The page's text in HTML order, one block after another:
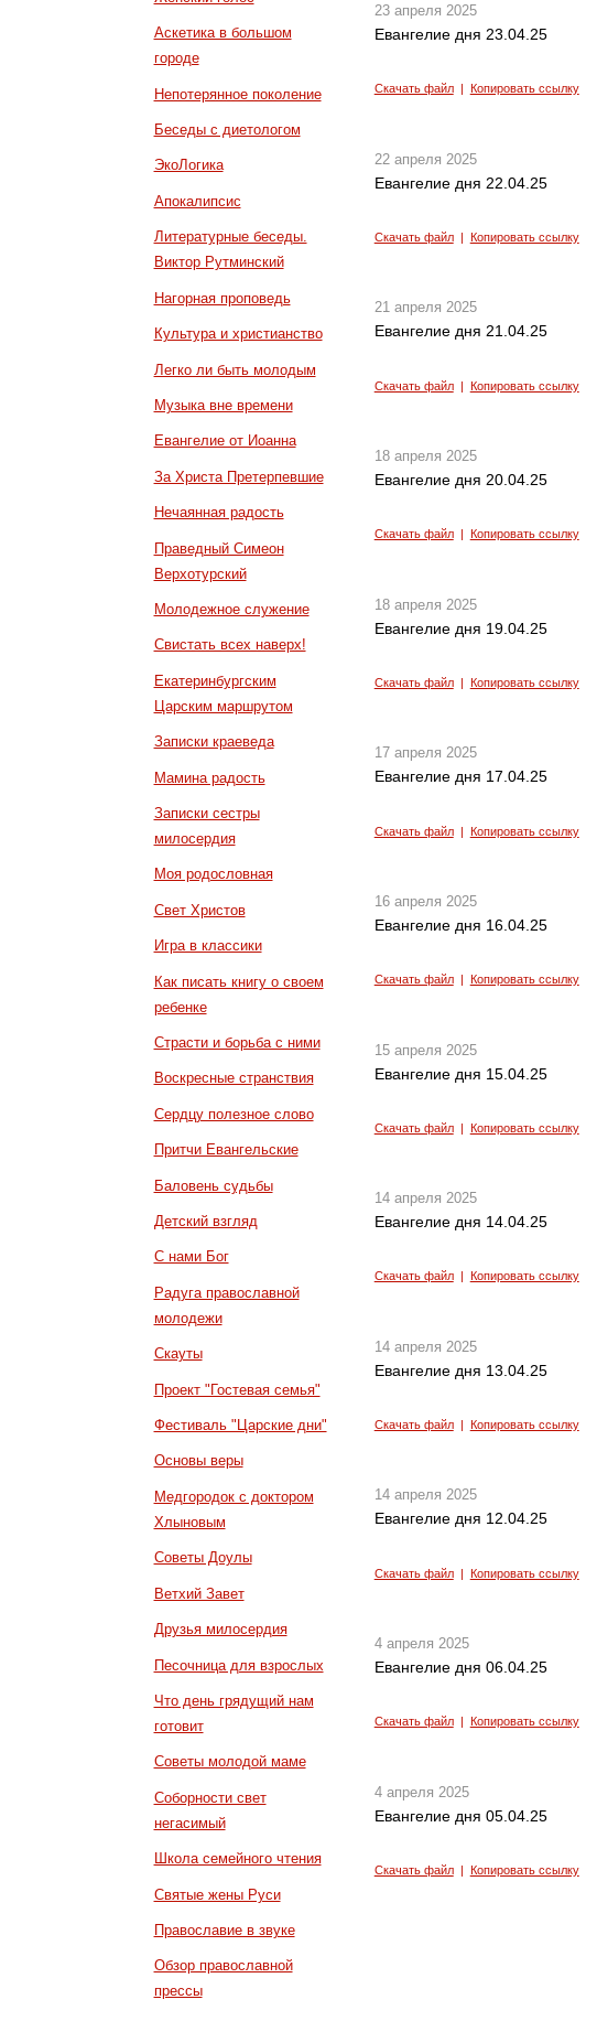
Аскетика в большом
городе
Непотерянное поколение
Беседы с диетологом
ЭкоЛогика
Апокалипсис
Литературные беседы.
Виктор Рутминский
Нагорная проповедь
Культура и христианство
Легко ли быть молодым
Музыка вне времени
Евангелие от Иоанна
За Христа Претерпевшие
Нечаянная радость
Праведный Симеон
Верхотурский
Молодежное служение
Свистать всех наверх!
Екатеринбургским
Царским маршрутом
Записки краеведа
Мамина радость
Записки сестры
милосердия
Моя родословная
Свет Христов
Игра в классики
Как писать книгу о своем
ребенке
Страсти и борьба с ними
Воскресные странствия
Сердцу полезное слово
Притчи Евангельские
Баловень судьбы
Детский взгляд
С нами Бог
Радуга православной
молодежи
Скауты
Проект "Гостевая семья"
Фестиваль "Царские дни"
Основы веры
Медгородок с доктором
Хлыновым
Советы Доулы
Ветхий Завет
Друзья милосердия
Песочница для взрослых
Что день грядущий нам
готовит
Советы молодой маме
Соборности свет
негасимый
Школа семейного чтения
Святые жены Руси
Православие в звуке
Обзор православной
прессы
23 апреля 2025
Евангелие дня 23.04.25
Скачать файл| Копировать ссылку
22 апреля 2025
Евангелие дня 22.04.25
Скачать файл| Копировать ссылку
21 апреля 2025
Евангелие дня 21.04.25
Скачать файл| Копировать ссылку
18 апреля 2025
Евангелие дня 20.04.25
Скачать файл| Копировать ссылку
18 апреля 2025
Евангелие дня 19.04.25
Скачать файл| Копировать ссылку
17 апреля 2025
Евангелие дня 17.04.25
Скачать файл| Копировать ссылку
16 апреля 2025
Евангелие дня 16.04.25
Скачать файл| Копировать ссылку
15 апреля 2025
Евангелие дня 15.04.25
Скачать файл| Копировать ссылку
14 апреля 2025
Евангелие дня 14.04.25
Скачать файл| Копировать ссылку
14 апреля 2025
Евангелие дня 13.04.25
Скачать файл| Копировать ссылку
14 апреля 2025
Евангелие дня 12.04.25
Скачать файл| Копировать ссылку
4 апреля 2025
Евангелие дня 06.04.25
Скачать файл| Копировать ссылку
4 апреля 2025
Евангелие дня 05.04.25
Скачать файл| Копировать ссылку